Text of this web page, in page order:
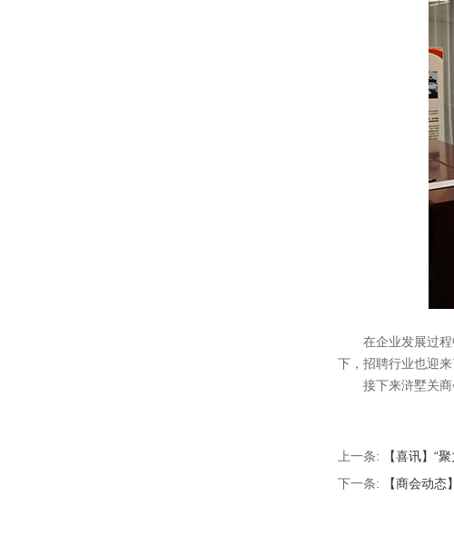
在企业发展过
下，招聘行业也迎
接下来浒墅关
上一条:
【喜讯】“
下一条:
【商会动